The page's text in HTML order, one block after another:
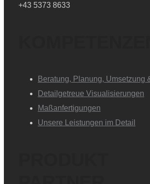
+43 5373 8633
Beratung, Planung, Umsetzung
Detailgetreue Visualisierungen
Maßanfertigungen
Unsere Leistungen im Detail